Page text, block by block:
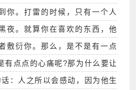
你。打雷的时候，只有一个人
夜。就算你在喜欢的东西，他
敷衍你。那么，是不是有一点
有点点的心痛呢?那为什么要让
：人之所以会感动，因为他生